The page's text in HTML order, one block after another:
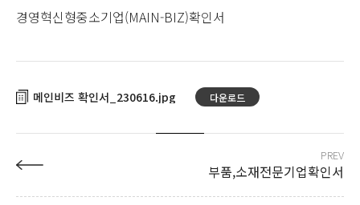
경영혁신형중소기업(MAIN-BIZ)확인서
메인비즈 확인서_230616 다운로드
PREV
부품,소재전문기업확인서